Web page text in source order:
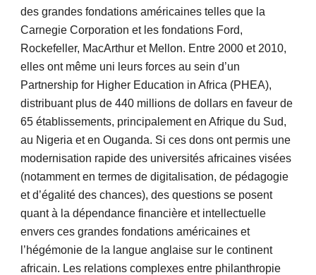
des grandes fondations américaines telles que la
Carnegie Corporation et les fondations Ford,
Rockefeller, MacArthur et Mellon. Entre 2000 et 2010,
elles ont même uni leurs forces au sein d’un
Partnership for Higher Education in Africa (PHEA),
distribuant plus de 440 millions de dollars en faveur de
65 établissements, principalement en Afrique du Sud,
au Nigeria et en Ouganda. Si ces dons ont permis une
modernisation rapide des universités africaines visées
(notamment en termes de digitalisation, de pédagogie
et d’égalité des chances), des questions se posent
quant à la dépendance financière et intellectuelle
envers ces grandes fondations américaines et
l’hégémonie de la langue anglaise sur le continent
africain. Les relations complexes entre philanthropie